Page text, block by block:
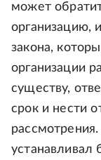
может
организацию,
закона,
организации
существу,
срок и нести
устанавливал